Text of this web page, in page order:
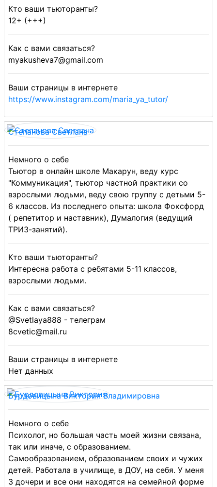
Кто ваши тьюторанты?
12+ (+++)
Как с вами связаться?
myakusheva7@gmail.com
Ваши страницы в интернете
https://www.instagram.com/maria_ya_tutor/
Степанова Светлана
Немного о себе
Тьютор в онлайн школе Макарун, веду курс
"Коммуникация", тьютор частной практики со
взрослыми людьми, веду свою группу с детьми 5-
6 классов. Из последнего опыта: школа Фоксфорд
( репетитор и наставник), Думалогия (ведущий
ТРИЗ-занятий).
Кто ваши тьюторанты?
Интересна работа с ребятами 5-11 классов,
взрослыми людьми.
Как с вами связаться?
@Svetlaya888 - телеграм
8cvetic@mail.ru
Ваши страницы в интернете
Нет данных
Бурдовицына Виктория Владимировна
Немного о себе
Психолог, но большая часть моей жизни связана,
так или иначе, с образованием.
Самообразованием, образованием своих и чужих
детей. Работала в училище, в ДОУ, на себя. У меня
3 дочери и все они находятся на семейной форме